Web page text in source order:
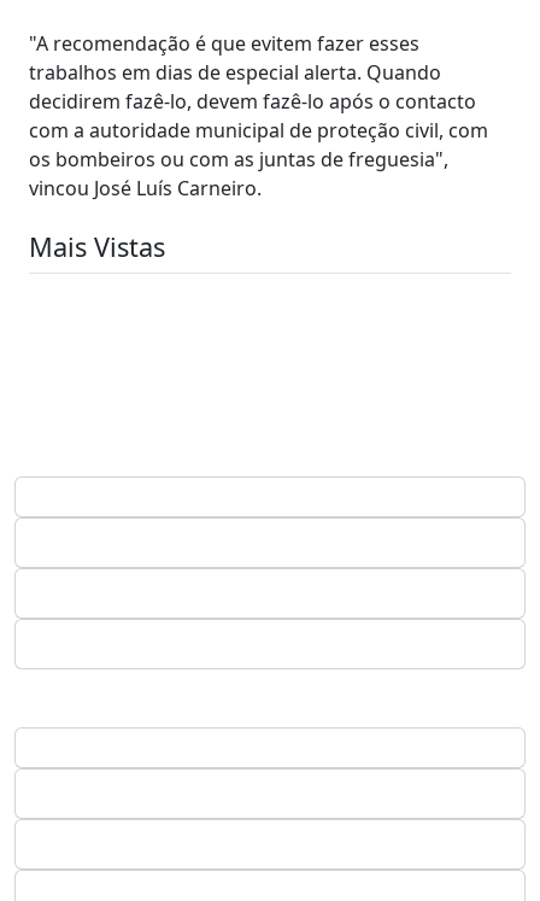
"A recomendação é que evitem fazer esses
trabalhos em dias de especial alerta. Quando
decidirem fazê-lo, devem fazê-lo após o contacto
com a autoridade municipal de proteção civil, com
os bombeiros ou com as juntas de freguesia",
vincou José Luís Carneiro.
Mais Vistas